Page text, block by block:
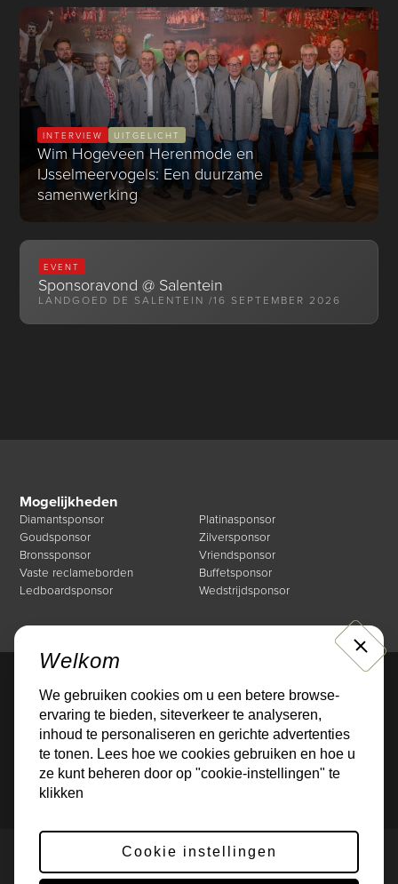
INTERVIEW UITGELICHT
Wim Hogeveen Herenmode en
IJsselmeervogels: Een duurzame
samenwerking
EVENT
Sponsoravond @ Salentein
LANDGOED DE SALENTEIN /16 SEPTEMBER 2026
Mogelijkheden
Diamantsponsor
Platinasponsor
Goudsponsor
Zilversponsor
Bronssponsor
Vriendsponsor
Vaste reclameborden
Buffetsponsor
Ledboardsponsor
Wedstrijdsponsor
Direct naar
Mogelijkheden
Over de Businessclub
Nieuws
Events
Sponsoren
Contact
Privacybeleid
Cookies
© 2026 Gerealiseerd doorOnline Monkeys
Welkom
We gebruiken cookies om u een betere browse-
ervaring te bieden, siteverkeer te analyseren,
inhoud te personaliseren en gerichte advertenties
te tonen. Lees hoe we cookies gebruiken en hoe u
ze kunt beheren door op "cookie-instellingen" te
klikken
CLOSE
Cookie instellingen